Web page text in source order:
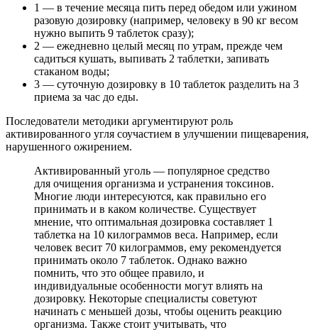
1 — в течение месяца пить перед обедом или ужином
разовую дозировку (например, человеку в 90 кг весом
нужно выпить 9 таблеток сразу);
2 — ежедневно целый месяц по утрам, прежде чем
садиться кушать, выпивать 2 таблетки, запивать
стаканом воды;
3 — суточную дозировку в 10 таблеток разделить на 3
приема за час до еды.
Последователи методики аргументируют роль
активированного угля соучастием в улучшении пищеварения,
нарушенного ожирением.
Активированный уголь — популярное средство
для очищения организма и устранения токсинов.
Многие люди интересуются, как правильно его
принимать и в каком количестве. Существует
мнение, что оптимальная дозировка составляет 1
таблетка на 10 килограммов веса. Например, если
человек весит 70 килограммов, ему рекомендуется
принимать около 7 таблеток. Однако важно
помнить, что это общее правило, и
индивидуальные особенности могут влиять на
дозировку. Некоторые специалисты советуют
начинать с меньшей дозы, чтобы оценить реакцию
организма. Также стоит учитывать, что